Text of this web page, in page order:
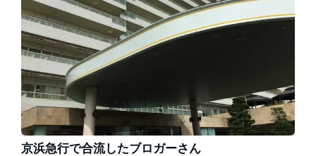
京浜急行で合流したブロガーさん